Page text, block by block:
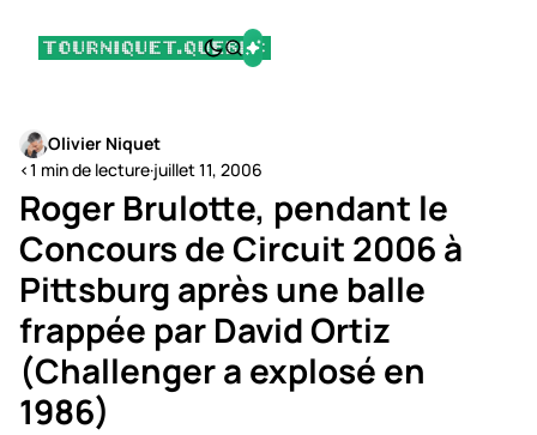
Olivier Niquet
<1 min de lecture·juillet 11, 2006
Roger Brulotte, pendant le
Concours de Circuit 2006 à
Pittsburg après une balle
frappée par David Ortiz
(Challenger a explosé en
1986)